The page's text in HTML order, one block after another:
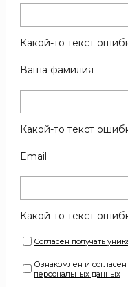
Какой-то текст
Ваша фамилия
Какой-то текст
Email
Какой-то текст
Согласен получать
Ознакомлен и
персональных данных